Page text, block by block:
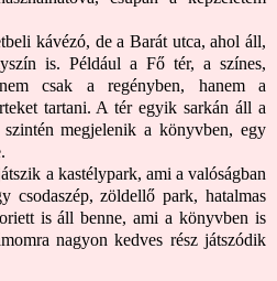
kávézó, de a Barát utca, ahol áll,
is. Például a Fő tér, a színes,
csak a regényben, hanem a
tartani. A tér egyik sarkán áll a
megjelenik a könyvben, egy
a kastélypark, ami a valóságban
csodaszép, zöldellő park, hatalmas
is áll benne, ami a könyvben is
nagyon kedves rész játszódik